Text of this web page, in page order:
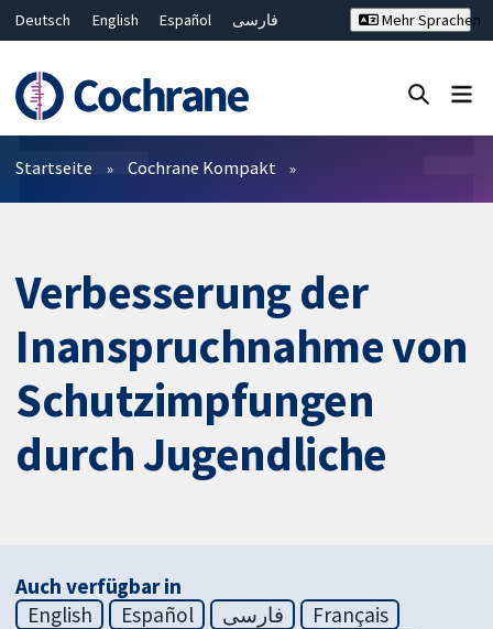
Deutsch English Español
فارسی
Bahasa Malaysia
ไทย
繁體中文
简体中文
Mehr Sprachen
Filter
Startseite Cochrane Kompakt
Verbesserung der
Inanspruchnahme von
Schutzimpfungen
durch Jugendliche
Auch verfügbar in
English
Español فارسی
Français